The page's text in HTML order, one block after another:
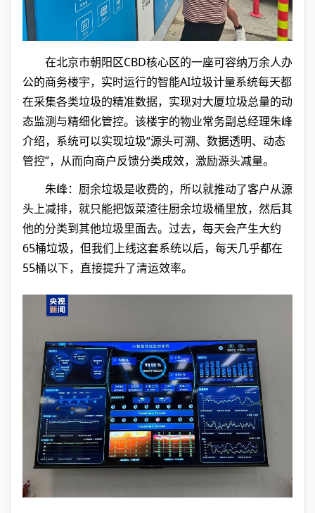
在北京市朝阳区CBD核心区的一座可容纳万余人办
公的商务楼宇，实时运行的智能AI垃圾计量系统每天都
在采集各类垃圾的精准数据，实现对大厦垃圾总量的动
态监测与精细化管控。该楼宇的物业常务副总经理朱峰
介绍，系统可以实现垃圾“源头可溯、数据透明、动态
管控”，从而向商户反馈分类成效，激励源头减量。
朱峰：厨余垃圾是收费的，所以就推动了客户从源
头上减排，就只能把饭菜渣往厨余垃圾桶里放，然后其
他的分类到其他垃圾里面去。过去，每天会产生大约
65桶垃圾，但我们上线这套系统以后，每天几乎都在
55桶以下，直接提升了清运效率。